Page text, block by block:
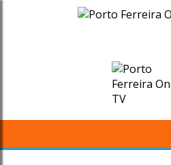
Arquivos
Eventos